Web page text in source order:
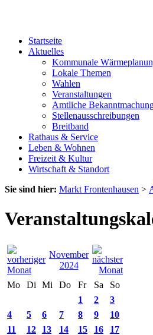
Startseite
Aktuelles
Kommunale
Lokale Themen
Wahlen
Veranstaltungen
Amtliche
Stellenausschreibungen
Breitband
Rathaus & Service
Leben & Wohnen
Freizeit & Kultur
Wirtschaft & Standort
Sie sind hier: Markt Frontenhausen >
November
2024
Mo
Di Mi Do Fr Sa
So
1
2
3
4
5 6 7 8 9
10
11
12 13 14 15 16
17